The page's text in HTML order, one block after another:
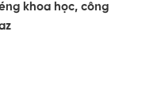
khoa học, công